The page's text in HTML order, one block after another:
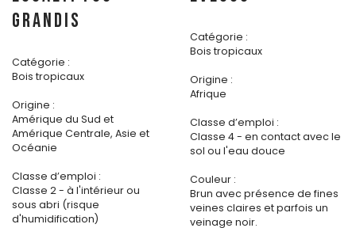
GRANDIS
Catégorie :
Bois tropicaux
Origine :
Amérique du Sud et
Amérique Centrale, Asie et
Océanie
Classe d’emploi :
Classe 2 - à l'intérieur ou
sous abri (risque
d'humidification)
Catégorie :
Bois tropicaux
Origine :
Afrique
Classe d’emploi :
Classe 4 - en contact avec le
sol ou l'eau douce
Couleur :
Brun avec présence de fines
veines claires et parfois un
veinage noir.